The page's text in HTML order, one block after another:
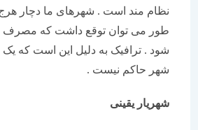
نظام مند است . شهرهای ما دچار هرج و
طور می توان توقع داشت که مصرف
شود . ترافیک به دلیل این است که یک
شهر حاکم نیست .
شهریار یقینی